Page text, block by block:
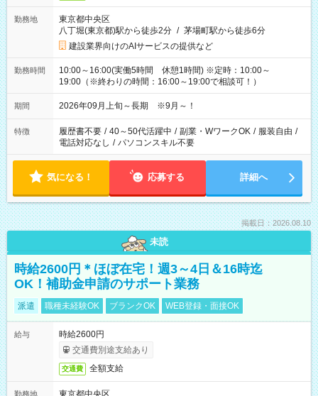
勤務地
東京都中央区
八丁堀(東京都)駅から徒歩2分 / 茅場町駅から徒歩6分
建設業界向けのAIサービスの提供など
勤務時間
10:00～16:00(実働5時間 休憩1時間) ※定時：10:00～
19:00（※終わりの時間：16:00～19:00で相談可！）
期間 2026年09月上旬～長期 ※9月～！
特徴 履歴書不要 / 40～50代活躍中 / 副業・WワークOK / 服装自由 /
電話対応なし / パソコンスキル不要
気になる！ 応募する 詳細へ
掲載日：2026.08.10
未読
時給2600円＊ほぼ在宅！週3～4日＆16時迄
OK！補助金申請のサポート業務
派遣 職種未経験OK ブランクOK WEB登録・面接OK
給与
時給2600円
交通費別途支給あり
交通費 全額支給
勤務地 東京都中央区